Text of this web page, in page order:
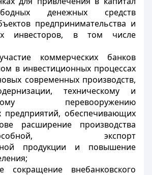
денежных средств
предпринимательства и
инвесторов, в том числе
коммерческих банков
в инвестиционных процессах
современных производств,
техническому и
перевооружению
предприятий, обеспечивающих
расширение производства
экспорт
продукции и повышение
сокращение внебанковского